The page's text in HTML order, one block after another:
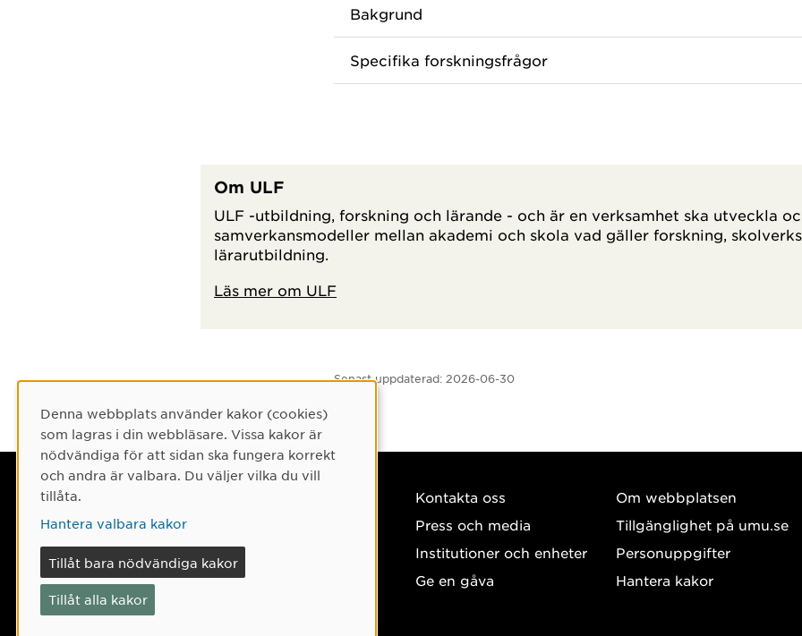
Bakgrund
Specifika forskningsfrågor
Om ULF
ULF -utbildning, forskning och lärande - och är en verksamhet ska utveckla
samverkansmodeller mellan akademi och skola vad gäller forskning,
lärarutbildning.
Läs mer om ULF
Senast uppdaterad: 2026-06-30
Tel: 090-786 50 00
Hitta till oss
Kontakta oss
Press och media
Institutioner och enheter
Ge en gåva
Om webbplatsen
Tillgänglighet på umu.se
Personuppgifter
Hantera kakor
Cookie-samtycke
Denna webbplats använder kakor (cookies)
som lagras i din webbläsare. Vissa kakor är
nödvändiga för att sidan ska fungera korrekt
och andra är valbara. Du väljer vilka du vill
tillåta.
Hantera valbara kakor
Tillåt bara nödvändiga kakor
Tillåt alla kakor